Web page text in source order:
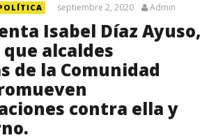
septiembre 2, 2020 Admin
Isabel Díaz Ayuso,
alcaldes
de la Comunidad
contra ella y